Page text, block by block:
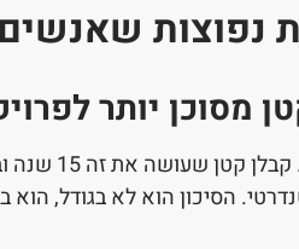
נפוצות
מסוכן יותר
הסיכון הוא לא בגודל,